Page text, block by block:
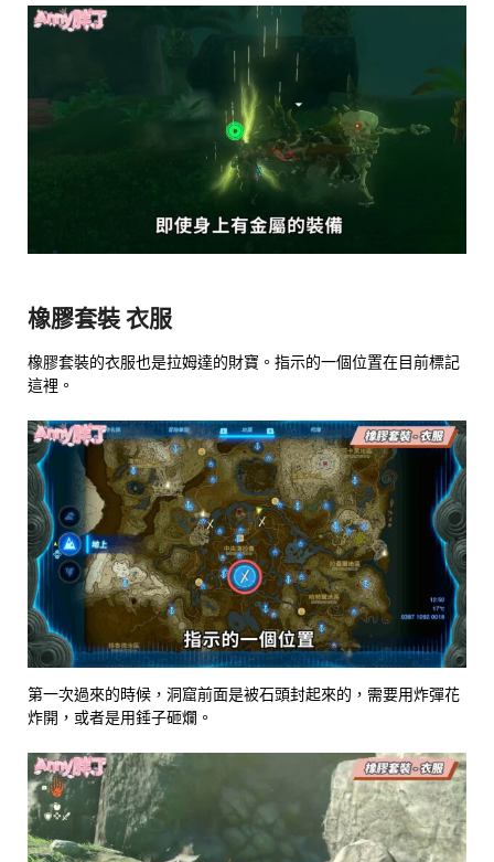
橡膠套裝 衣服
橡膠套裝的衣服也是拉姆達的財寶。指示的一個位置在目前標記
這裡。
第一次過來的時候，洞窟前面是被石頭封起來的，需要用炸彈花
炸開，或者是用錘子砸爛。